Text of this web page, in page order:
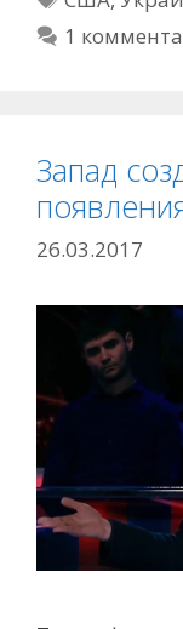
1
Запад
26.03.2017